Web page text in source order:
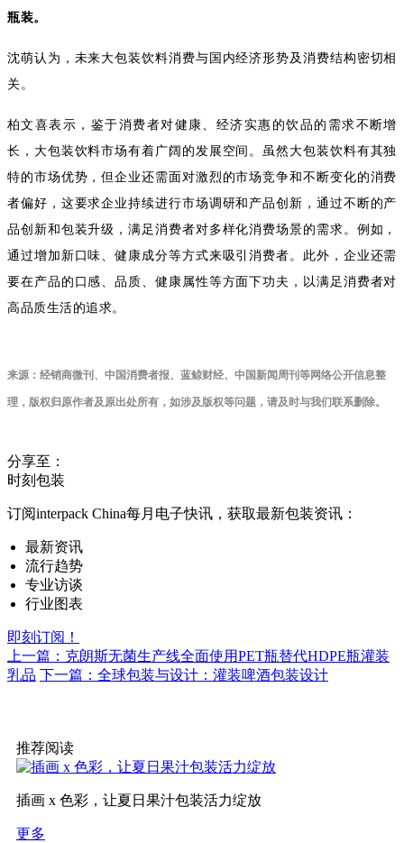
瓶装。
沈萌认为，未来大包装饮料消费与国内经济形势及消费结构密切相
关。
柏文喜表示，鉴于消费者对健康、经济实惠的饮品的需求不断增
长，大包装饮料市场有着广阔的发展空间。虽然大包装饮料有其独
特的市场优势，但企业还需面对激烈的市场竞争和不断变化的消费
者偏好，这要求企业持续进行市场调研和产品创新，通过不断的产
品创新和包装升级，满足消费者对多样化消费场景的需求。例如，
通过增加新口味、健康成分等方式来吸引消费者。此外，企业还需
要在产品的口感、品质、健康属性等方面下功夫，以满足消费者对
高品质生活的追求。
来源 ： 经销商微刊、 中国消费者报、蓝鲸财经、中国新闻周刊等网络公开信息整
理，版权归原作者及原出处所有，如涉及版权等问题，请及时与我们联系删除。
分享至：
时刻包装
订阅interpack China每月电子快讯，获取最新包装资讯：
最新资讯
流行趋势
专业访谈
行业图表
即刻订阅！
上一篇：克朗斯无菌生产线全面使用PET瓶替代HDPE瓶灌装
乳品 下一篇：全球包装与设计：灌装啤酒包装设计
推荐阅读
插画 x 色彩，让夏日果汁包装活力绽放
更多